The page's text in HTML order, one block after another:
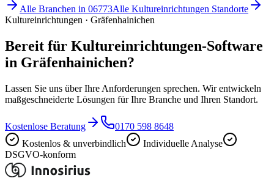
Alle Branchen in 06773Alle Kultureinrichtungen Standorte
Kultureinrichtungen · Gräfenhainichen
Bereit für Kultureinrichtungen-Software
in Gräfenhainichen?
Lassen Sie uns über Ihre Anforderungen sprechen. Wir entwickeln
maßgeschneiderte Lösungen für Ihre Branche und Ihren Standort.
Kostenlose Beratung
0170 598 8648
Kostenlos & unverbindlich
Individuelle Analyse
DSGVO-konform